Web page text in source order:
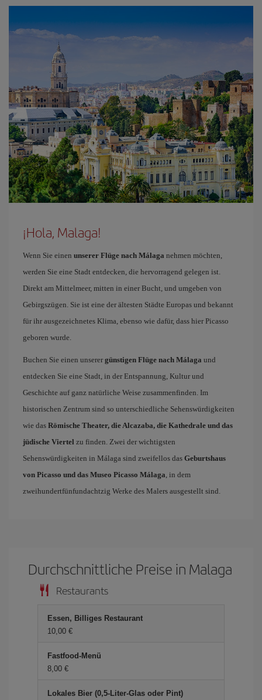
¡Hola, Malaga!
Wenn Sie einen unserer Flüge nach Málaga nehmen möchten,
werden Sie eine Stadt entdecken, die hervorragend gelegen ist.
Direkt am Mittelmeer, mitten in einer Bucht, und umgeben von
Gebirgszügen. Sie ist eine der ältesten Städte Europas und bekannt
für ihr ausgezeichnetes Klima, ebenso wie dafür, dass hier Picasso
geboren wurde.
Buchen Sie einen unserer günstigen Flüge nach Málaga und
entdecken Sie eine Stadt, in der Entspannung, Kultur und
Geschichte auf ganz natürliche Weise zusammenfinden. Im
historischen Zentrum sind so unterschiedliche Sehenswürdigkeiten
wie das Römische Theater, die Alcazaba, die Kathedrale und das
jüdische Viertel zu finden. Zwei der wichtigsten
Sehenswürdigkeiten in Málaga sind zweifellos das Geburtshaus
von Picasso und das Museo Picasso Málaga, in dem
zweihundertfünfundachtzig Werke des Malers ausgestellt sind.
Durchschnittliche Preise in Malaga
Restaurants
Essen, Billiges Restaurant
10,00 €
Fastfood-Menü
8,00 €
Lokales Bier (0,5-Liter-Glas oder Pint)